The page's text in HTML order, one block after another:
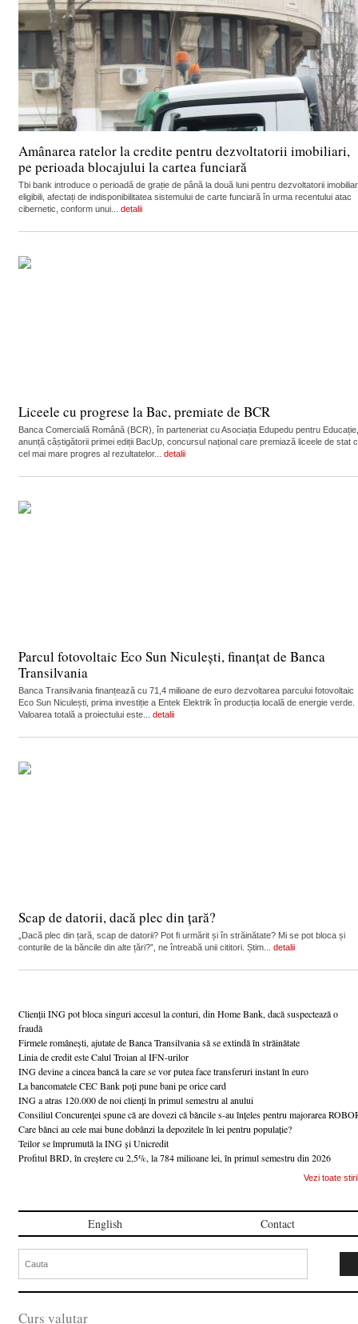
Amânarea ratelor la credite pentru dezvoltatorii imobiliari,
pe perioada blocajului la cartea funciară
Tbi bank introduce o perioadă de grație de până la două luni pentru dezvoltatorii
eligibili, afectați de indisponibilitatea sistemului de carte funciară în urma recentului atac
cibernetic, conform unui... detalii
Liceele cu progrese la Bac, premiate de BCR
Banca Comercială Română (BCR), în parteneriat cu Asociația Edupedu pentru Educație,
anunță câștigătorii primei ediții BacUp, concursul național care premiază liceele de stat
cel mai mare progres al rezultatelor... detalii
Parcul fotovoltaic Eco Sun Niculești, finanțat de Banca
Transilvania
Banca Transilvania finanțează cu 71,4 milioane de euro dezvoltarea parcului fotovoltaic
Eco Sun Niculești, prima investiție a Entek Elektrik în producția locală de energie verde.
Valoarea totală a proiectului este... detalii
Scap de datorii, dacă plec din țară?
„Dacă plec din țară, scap de datorii? Pot fi urmărit și în străinătate? Mi se pot bloca și
conturile de la băncile din alte țări?”, ne întreabă unii cititori. Știm... detalii
Clienții ING pot bloca singuri accesul la conturi, din Home Bank, dacă suspectează o
fraudă
Firmele românești, ajutate de Banca Transilvania să se extindă în străinătate
Linia de credit este Calul Troian al IFN-urilor
ING devine a cincea bancă la care se vor putea face transferuri instant în euro
La bancomatele CEC Bank poți pune bani pe orice card
ING a atras 120.000 de noi clienți în primul semestru al anului
Consiliul Concurenței spune că are dovezi că băncile s-au înțeles pentru majorarea
Care bănci au cele mai bune dobânzi la depozitele în lei pentru populație?
Teilor se împrumută la ING și Unicredit
Profitul BRD, în creștere cu 2,5%, la 784 milioane lei, în primul semestru din 2026
Vezi toate
English Contact
Curs valutar